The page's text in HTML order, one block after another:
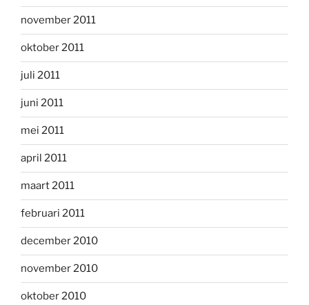
november 2011
oktober 2011
juli 2011
juni 2011
mei 2011
april 2011
maart 2011
februari 2011
december 2010
november 2010
oktober 2010